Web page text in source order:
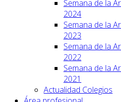
Semana de la
2024
Semana de la
2023
Semana de la
2022
Semana de la
2021
Actualidad Colegios